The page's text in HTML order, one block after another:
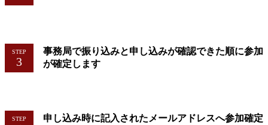
STEP
事務局で振り込みと申し込みが確認できた順に参加
が確定します
STEP
申し込み時に記入されたメールアドレスへ参加確定